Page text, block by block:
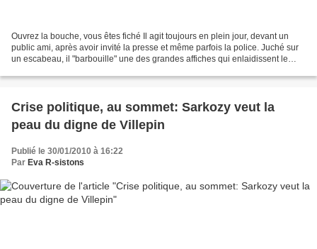
Ouvrez la bouche, vous êtes fiché Il agit toujours en plein jour, devant un
public ami, après avoir invité la presse et même parfois la police. Juché sur
un escabeau, il "barbouille" une des grandes affiches qui enlaidissent le
Crise politique, au sommet: Sarkozy veut la
peau du digne de Villepin
Publié le 30/01/2010 à 16:22
Par Eva R-sistons